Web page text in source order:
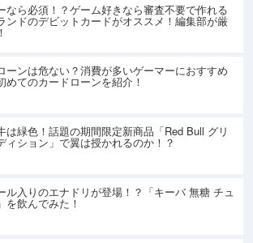
なら必須！？ゲーム好きなら審査不要で作れる
ンドのデビットカードがオススメ！編集部が厳
ーンは危ない？消費が多いゲーマーにおすすめ
めてのカードローンを紹介！
は緑色！話題の期間限定新商品「Red Bull グリ
ィション」で翼は授かれるのか！？
ル入りのエナドリが登場！？「キーバ 無糖 チュ
を飲んでみた！